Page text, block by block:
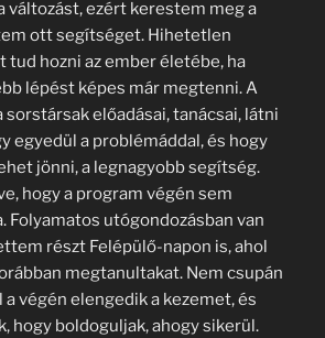
változást, ezért kerestem meg a
ott segítséget. Hihetetlen
tud hozni az ember életébe, ha
lépést képes már megtenni. A
sorstársak előadásai, tanácsai, látni
egyedül a problémáddal, és hogy
jönni, a legnagyobb segítség.
hogy a program végén sem
Folyamatos utógondozásban van
részt Felépülő-napon is, ahol
megtanultakat. Nem csupán
a végén elengedik a kezemet, és
hogy boldoguljak, ahogy sikerül.